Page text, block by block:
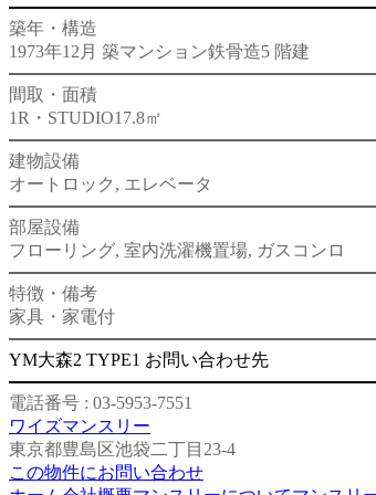
築年・構造
1973年12月 築マンション鉄骨造5 階建
間取・面積
1R・STUDIO17.8㎡
建物設備
オートロック, エレベータ
部屋設備
フローリング, 室内洗濯機置場, ガスコンロ
特徴・備考
家具・家電付
YM大森2 TYPE1 お問い合わせ先
電話番号 : 03-5953-7551
ワイズマンスリー
東京都豊島区池袋二丁目23-4
この物件にお問い合わせ